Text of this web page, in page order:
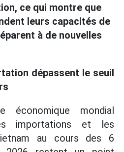
ce qui montre que
leurs capacités de
à de nouvelles
dépassent le seuil
économique mondial
importations et les
au cours des 6